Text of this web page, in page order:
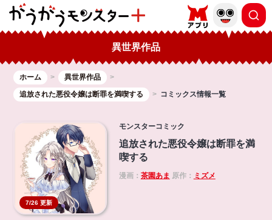
異世界作品
ホーム
異世界作品
追放された悪役令嬢は断罪を満喫する
コミックス情報一覧
7/26 更新
モンスターコミック
追放された悪役令嬢は断罪を満
喫する
漫画： 茶園あま 原作： ミズメ